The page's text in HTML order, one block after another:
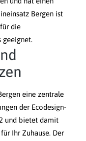
Bergen ist
die
geeignet.
eine zentrale
der Ecodesign-
und bietet damit
Ihr Zuhause. Der